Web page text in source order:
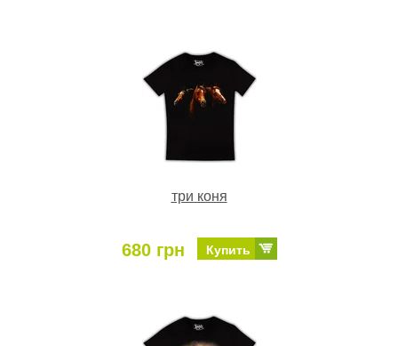
три коня
680 грн Купить